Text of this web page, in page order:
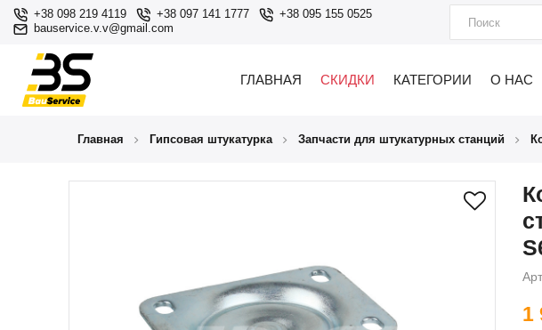
+38 098 219 4119 +38 097 141 1777
+38 095 155 0525
bauservice.v.v@gmail.com
ГЛАВНАЯ СКИДКИ КАТЕГОРИИ О НАС
Главная Гипсовая штукатурка Запчасти для штукатурных станций
1